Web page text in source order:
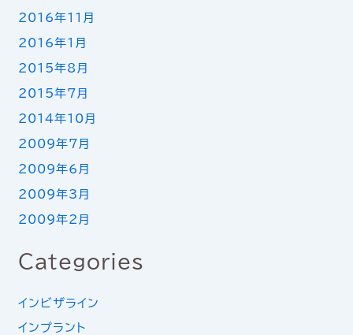
2016年11月
2016年1月
2015年8月
2015年7月
2014年10月
2009年7月
2009年6月
2009年3月
2009年2月
Categories
インビザライン
インプラント